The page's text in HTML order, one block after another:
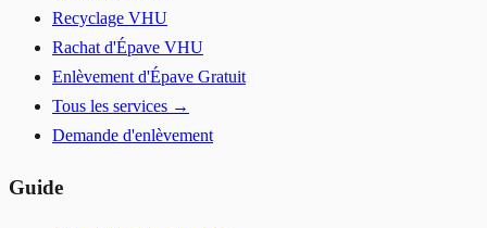
Recyclage VHU
Rachat d'Épave VHU
Enlèvement d'Épave Gratuit
Tous les services →
Demande d'enlèvement
Guide